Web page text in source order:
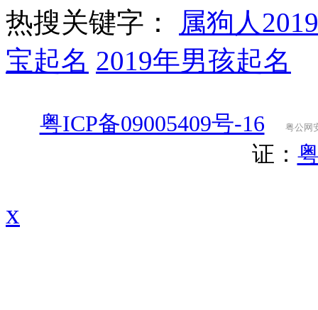
热搜关键字：
属狗人
宝起名 2019年男孩起名
粤ICP备09005409号-16 粤公网
证：
x